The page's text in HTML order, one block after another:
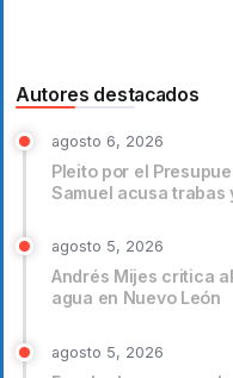
Autores destacados
agosto 6, 2026
Pleito por el
Samuel acusa trabas
agosto 5, 2026
Andrés Mijes critica
agua en Nuevo León
agosto 5, 2026